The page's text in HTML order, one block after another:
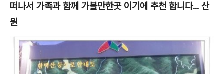
떠나서 가족과 함께 가볼만한곳 이기에 추천 합니다... 산
원